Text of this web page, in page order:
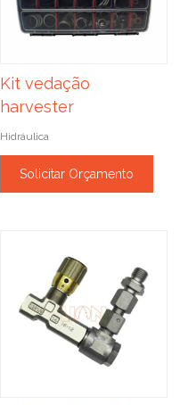
Kit vedação
harvester
Hidráulica
Solicitar Orçamento